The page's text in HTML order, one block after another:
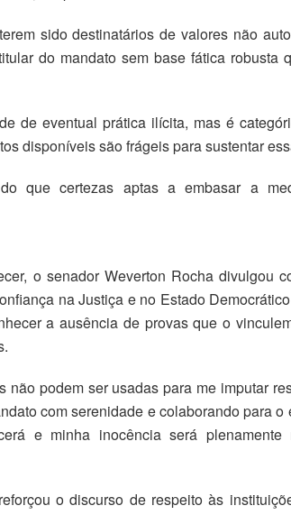
sido destinatários de valores não
do mandato sem base fática robusta
de eventual prática ilícita, mas é
disponíveis são frágeis para sustentar
que certezas aptas a embasar a
o senador Weverton Rocha divulgou
na Justiça e no Estado
a ausência de provas que o
não podem ser usadas para me imputar
com serenidade e colaborando para o
e minha inocência será plenamente
o discurso de respeito às